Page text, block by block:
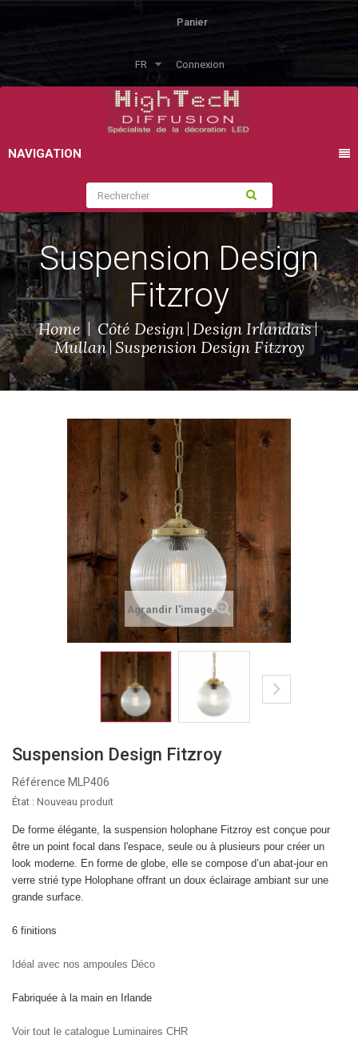
Panier
FR Connexion
NAVIGATION
Suspension Design
Fitzroy
Home Côté Design Design Irlandais
Mullan Suspension Design Fitzroy
Agrandir l'image
Suspension Design Fitzroy
Référence MLP406
État : Nouveau produit
De forme élégante, la suspension holophane Fitzroy est conçue pour
être un point focal dans l'espace, seule ou à plusieurs pour créer un
look moderne. En forme de globe, elle se compose d’un abat-jour en
verre strié type Holophane offrant un doux éclairage ambiant sur une
grande surface.
6 finitions
Idéal avec nos ampoules Déco
Fabriquée à la main en Irlande
Voir tout le catalogue Luminaires CHR